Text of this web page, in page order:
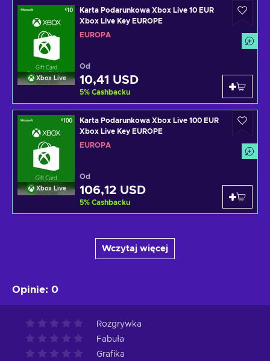
Xbox Live
Karta Podarunkowa Xbox Live 10 EUR
Xbox Live Key EUROPE
EUROPA
Od
10,41 USD
5% Cashbacku
Xbox Live
Karta Podarunkowa Xbox Live 100 EUR
Xbox Live Key EUROPE
EUROPA
Od
106,12 USD
5% Cashbacku
Wczytaj więcej
Opinie: 0
Rozgrywka
Fabuła
Grafika